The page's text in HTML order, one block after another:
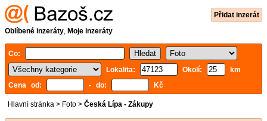
Přidat inzerát
Oblíbené inzeráty, Moje inzeráty
Co:
Lokalita:
Okolí:
km
Cena od:
- do: Kč
Hlavní stránka > Foto > Česká Lípa - Zákupy